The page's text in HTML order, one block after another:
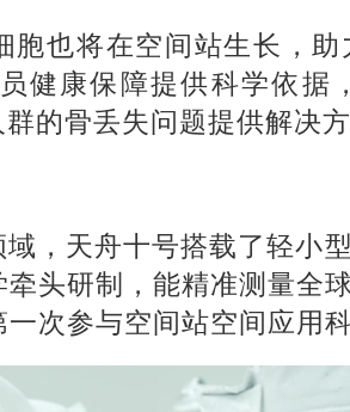
胞也将在空间站生长，
健康保障提供科学依据
的骨丢失问题提供解决方
，天舟十号搭载了轻小
头研制，能精准测量全
次参与空间站空间应用科